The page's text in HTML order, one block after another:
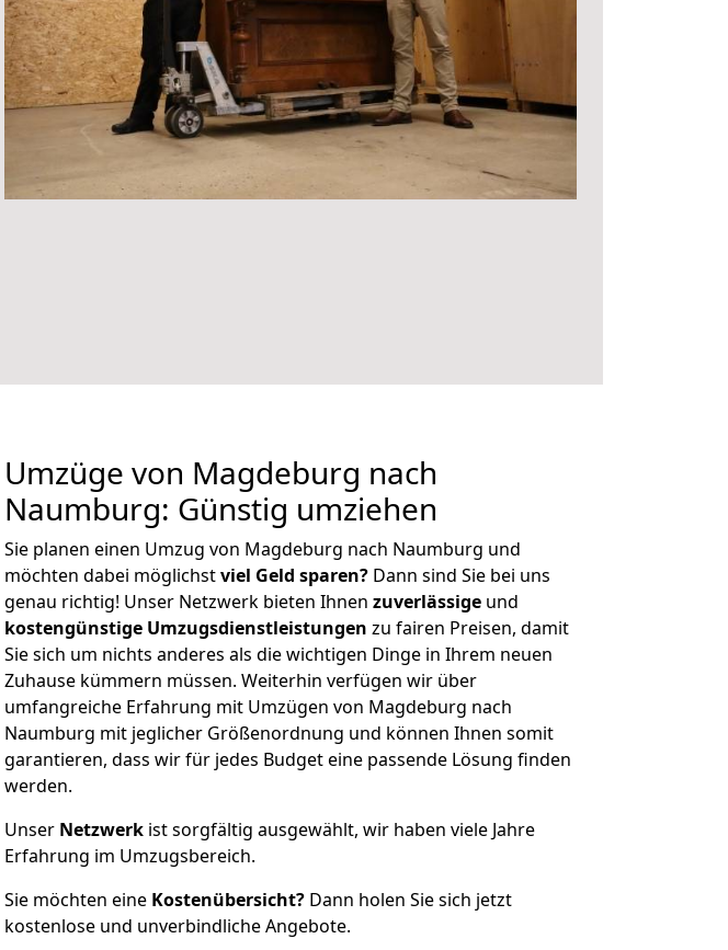
Umzüge von Magdeburg nach
Naumburg: Günstig umziehen
Sie planen einen Umzug von Magdeburg nach Naumburg und
möchten dabei möglichstviel Geld sparen? Dann sind Sie bei uns
genau richtig! Unser Netzwerk bieten Ihnen zuverlässige und
kostengünstige Umzugsdienstleistungen zu fairen Preisen, damit
Sie sich um nichts anderes als die wichtigen Dinge in Ihrem neuen
Zuhause kümmern müssen. Weiterhin verfügen wir über
umfangreiche Erfahrung mit Umzügen von Magdeburg nach
Naumburg mit jeglicher Größenordnung und können Ihnen somit
garantieren, dass wir für jedes Budget eine passende Lösung finden
werden.
Unser Netzwerk ist sorgfältig ausgewählt, wir haben viele Jahre
Erfahrung im Umzugsbereich.
Sie möchten eine Kostenübersicht? Dann holen Sie sich jetzt
kostenlose und unverbindliche Angebote.